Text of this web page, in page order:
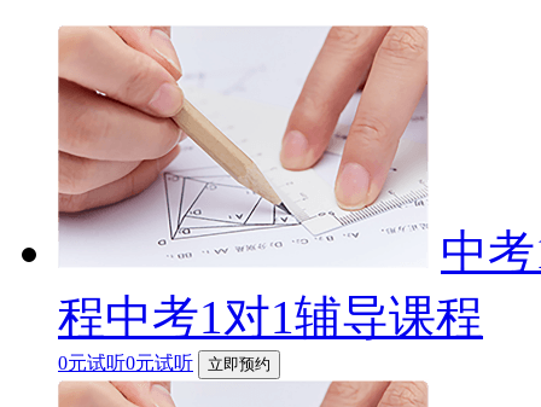
中
程中考1对1辅导课程
0元试听0元试听 立即预约